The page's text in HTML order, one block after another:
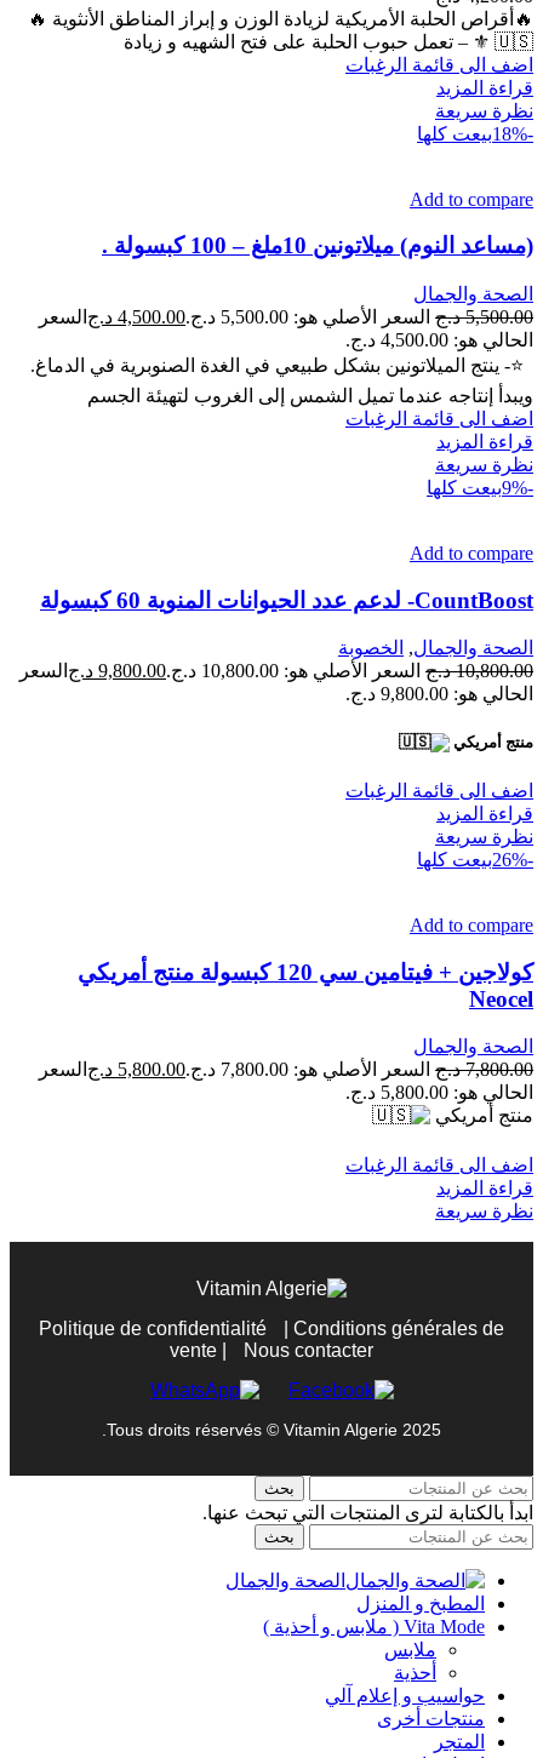
🔥أقراص الحلبة الأمريكية لزيادة الوزن و إبراز المناطق الأنثوية 🔥
🇺🇸 ⚜ – تعمل حبوب الحلبة على فتح الشهيه و زيادة
اضف الى قائمة الرغبات
قراءة المزيد
نظرة سريعة
-18%
بيعت كلها
Add to compare
(مساعد النوم) ميلاتونين 10ملغ – 100 كبسولة .
الصحة والجمال
5,500.00 د.ج السعر الأصلي هو: 5,500.00 د.ج. 4,500.00 د.ج السعر
الحالي هو: 4,500.00 د.ج.
⭐- ينتج الميلاتونين بشكل طبيعي في الغدة الصنوبرية في الدماغ.
ويبدأ إنتاجه عندما تميل الشمس إلى الغروب لتهيئة الجسم
اضف الى قائمة الرغبات
قراءة المزيد
نظرة سريعة
-9%
بيعت كلها
Add to compare
CountBoost- لدعم عدد الحيوانات المنوية 60 كبسولة
الصحة والجمال, الخصوبة
10,800.00 د.ج السعر الأصلي هو: 10,800.00 د.ج. 9,800.00 د.ج السعر
الحالي هو: 9,800.00 د.ج.
منتج أمريكي
اضف الى قائمة الرغبات
قراءة المزيد
نظرة سريعة
-26%
بيعت كلها
Add to compare
كولاجين + فيتامين سي 120 كبسولة منتج أمريكي
Neocel
الصحة والجمال
7,800.00 د.ج السعر الأصلي هو: 7,800.00 د.ج. 5,800.00 د.ج السعر
الحالي هو: 5,800.00 د.ج.
منتج أمريكي
اضف الى قائمة الرغبات
قراءة المزيد
نظرة سريعة
Politique de confidentialité
Conditions générales de
vente
Nous contacter
Tous droits réservés © Vitamin Algerie 2025.
بحث
ابدأ بالكتابة لترى المنتجات التي تبحث عنها.
بحث
الصحة والجمال
المطبخ و المنزل
Vita Mode ( ملابس و أحذية )
ملابس
أحذية
حواسيب و إعلام آلي
منتجات أخرى
المتجر